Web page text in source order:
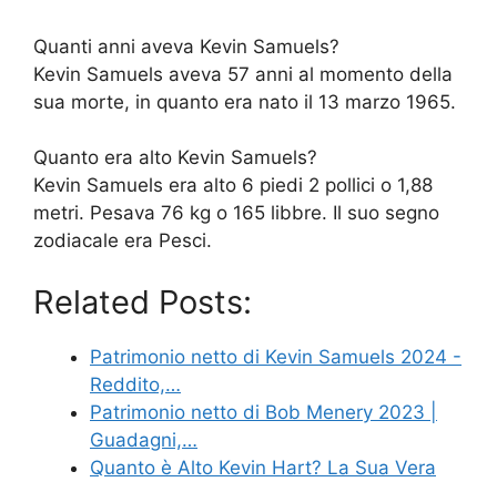
Quanti anni aveva Kevin Samuels?
Kevin Samuels aveva 57 anni al momento della
sua morte, in quanto era nato il 13 marzo 1965.
Quanto era alto Kevin Samuels?
Kevin Samuels era alto 6 piedi 2 pollici o 1,88
metri. Pesava 76 kg o 165 libbre. Il suo segno
zodiacale era Pesci.
Related Posts:
Patrimonio netto di Kevin Samuels 2024 -
Reddito,…
Patrimonio netto di Bob Menery 2023 |
Guadagni,…
Quanto è Alto Kevin Hart? La Sua Vera